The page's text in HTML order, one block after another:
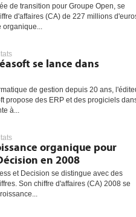
de transition pour Groupe Open, se
d'affaires (CA) de 227 millions
se lance dans
de gestion depuis 20 ans,
propose des ERP et des progiciels
à...
organique pour
en 2008
et Decision se distingue avec des
Son chiffre d'affaires (CA) 2008 se